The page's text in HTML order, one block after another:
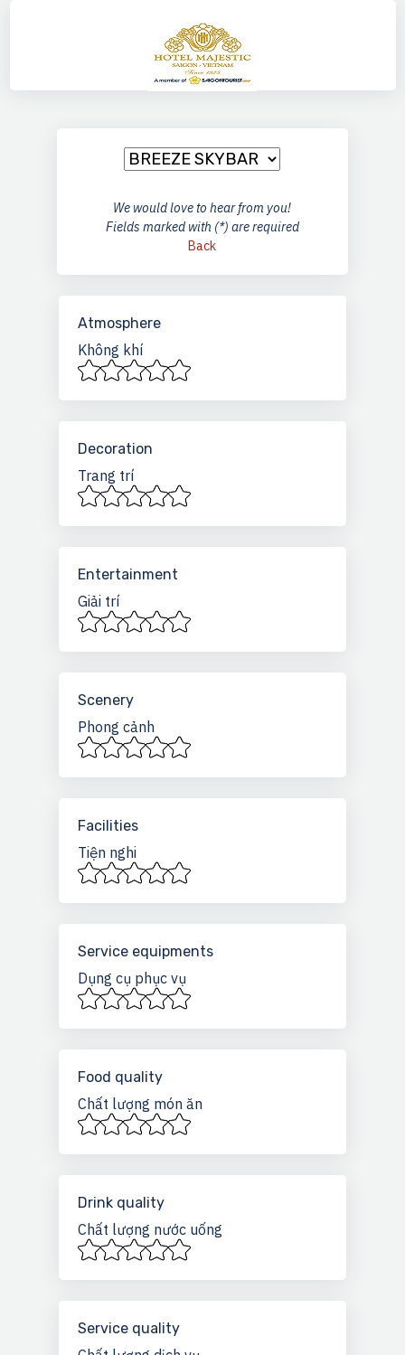
We would love to hear from you!
Fields marked with (*) are required
Back
Atmosphere
Không khí
Decoration
Trang trí
Entertainment
Giải trí
Scenery
Phong cảnh
Facilities
Tiện nghi
Service equipments
Dụng cụ phục vụ
Food quality
Chất lượng món ăn
Drink quality
Chất lượng nước uống
Service quality